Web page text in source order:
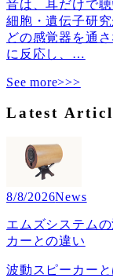
音は、耳だけで
細胞・遺伝子研
どの感覚器を通
に反応し、 …
See more>>>
Latest
8/8/2026News
エムズシステム
カーとの違い
波動スピーカー